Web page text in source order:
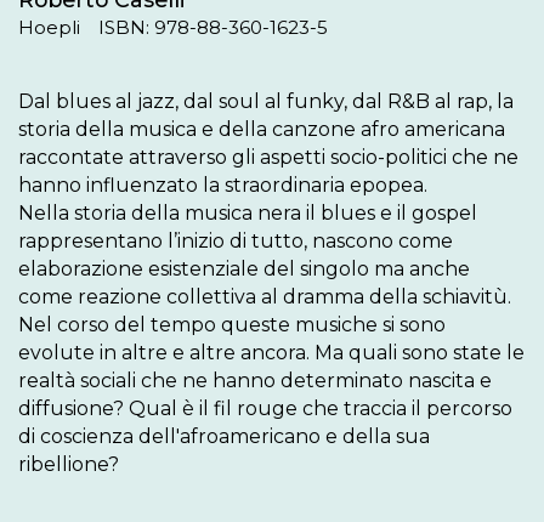
Hoepli ISBN: 978-88-360-1623-5
Dal blues al jazz, dal soul al funky, dal R&B al rap, la
storia della musica e della canzone afro americana
raccontate attraverso gli aspetti socio-politici che ne
hanno influenzato la straordinaria epopea.
Nella storia della musica nera il blues e il gospel
rappresentano l’inizio di tutto, nascono come
elaborazione esistenziale del singolo ma anche
come reazione collettiva al dramma della schiavitù.
Nel corso del tempo queste musiche si sono
evolute in altre e altre ancora. Ma quali sono state le
realtà sociali che ne hanno determinato nascita e
diffusione? Qual è il fil rouge che traccia il percorso
di coscienza dell'afroamericano e della sua
ribellione?